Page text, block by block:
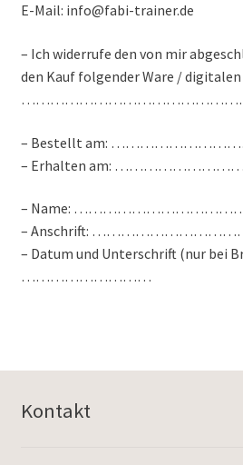
E-Mail: info@fabi-trainer.de
– Ich widerrufe den von mir
den Kauf folgender Ware /
– Bestellt am:
– Erhalten am:
– Name:
– Anschrift:
– Datum und Unterschrift (nur bei
………………………
Kontakt